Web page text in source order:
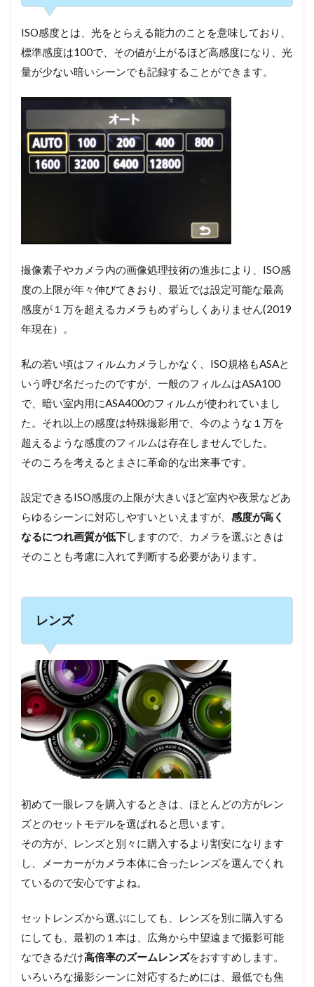
ISO感度とは、光をとらえる能力のことを意味しており、
標準感度は100で、その値が上がるほど高感度になり、光
量が少ない暗いシーンでも記録することができます。
撮像素子やカメラ内の画像処理技術の進歩により、ISO感
度の上限が年々伸びてきおり、最近では設定可能な最高
感度が１万を超えるカメラもめずらしくありません(2019
年現在）。
私の若い頃はフィルムカメラしかなく、ISO規格もASAと
いう呼び名だったのですが、一般のフィルムはASA100
で、暗い室内用にASA400のフィルムが使われていまし
た。それ以上の感度は特殊撮影用で、今のような１万を
超えるような感度のフィルムは存在しませんでした。
そのころを考えるとまさに革命的な出来事です。
設定できるISO感度の上限が大きいほど室内や夜景などあ
らゆるシーンに対応しやすいといえますが、 感度が高く
なるにつれ画質が低下しますので、カメラを選ぶときは
そのことも考慮に入れて判断する必要があります。
レンズ
初めて一眼レフを購入するときは、ほとんどの方がレン
ズとのセットモデルを選ばれると思います。
その方が、レンズと別々に購入するより割安になります
し、メーカーがカメラ本体に合ったレンズを選んでくれ
ているので安心ですよね。
セットレンズから選ぶにしても、レンズを別に購入する
にしても、最初の１本は、広角から中望遠まで撮影可能
なできるだけ高倍率のズームレンズをおすすめします。
いろいろな撮影シーンに対応するためには、最低でも焦